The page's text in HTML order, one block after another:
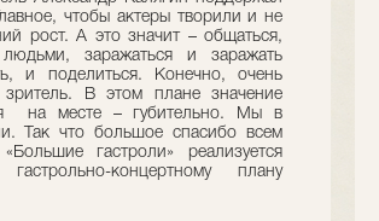
чтобы актеры творили и не
рост. А это значит – общаться,
людьми, заражаться и заражать
и поделиться. Конечно, очень
В этом плане значение
на месте – губительно. Мы в
Так что большое спасибо всем
гастроли» реализуется
концертному плану